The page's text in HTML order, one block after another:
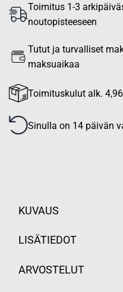
Toimitus 1-3
noutopisteeseen
Tutut ja turvalliset
maksuaikaa
Toimituskulut alk.
Sinulla on 14 päivän
KUVAUS
LISÄTIEDOT
ARVOSTELUT